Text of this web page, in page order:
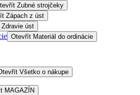
Zubné strojčeky
Zápach z úst
Zdravie úst
Otevřít Materiál do ordinácie
Všetko o nákupe
MAGAZÍN